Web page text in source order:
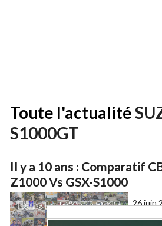
Toute l'actualité
S1000GT
Il y a 10 ans : Comparatif
Z1000 Vs GSX-S1000
26 juin
a 10
publiait